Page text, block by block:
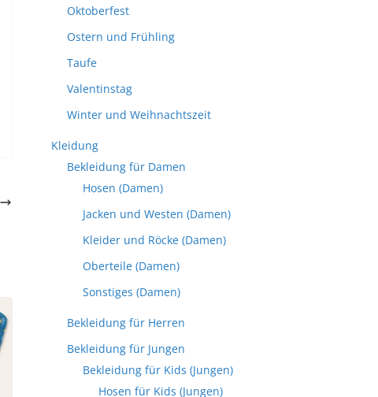
Oktoberfest
Ostern und Frühling
Taufe
Valentinstag
Winter und Weihnachtszeit
Kleidung
Bekleidung für Damen
Hosen (Damen)
Jacken und Westen (Damen)
Kleider und Röcke (Damen)
Oberteile (Damen)
Sonstiges (Damen)
Bekleidung für Herren
Bekleidung für Jungen
Bekleidung für Kids (Jungen)
Hosen für Kids (Jungen)